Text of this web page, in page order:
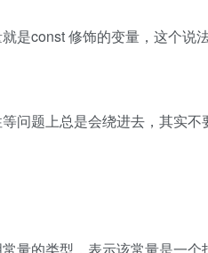
是const 修饰的变量，这个说
问题上总是会绕进去，其实不